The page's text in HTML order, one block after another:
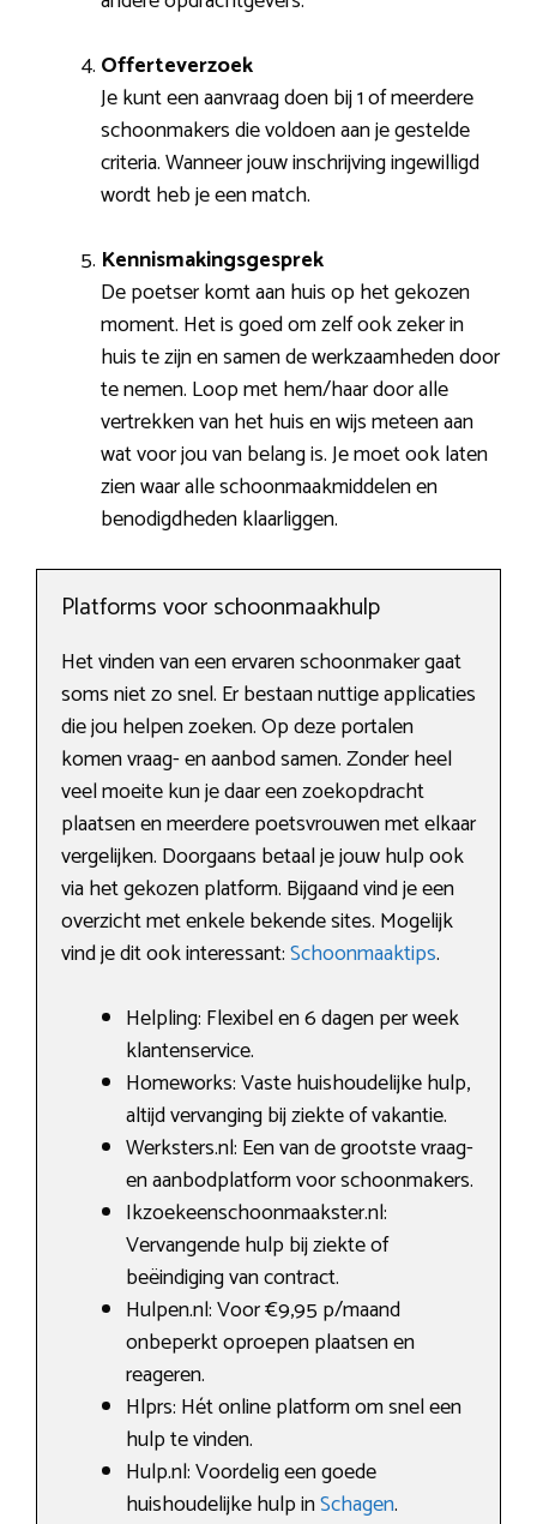
Offerteverzoek
Je kunt een aanvraag doen bij 1 of meerdere
schoonmakers die voldoen aan je gestelde
criteria. Wanneer jouw inschrijving ingewilligd
wordt heb je een match.
Kennismakingsgesprek
De poetser komt aan huis op het gekozen
moment. Het is goed om zelf ook zeker in
huis te zijn en samen de werkzaamheden door
te nemen. Loop met hem/haar door alle
vertrekken van het huis en wijs meteen aan
wat voor jou van belang is. Je moet ook laten
zien waar alle schoonmaakmiddelen en
benodigdheden klaarliggen.
Platforms voor schoonmaakhulp
Het vinden van een ervaren schoonmaker gaat
soms niet zo snel. Er bestaan nuttige applicaties
die jou helpen zoeken. Op deze portalen
komen vraag- en aanbod samen. Zonder heel
veel moeite kun je daar een zoekopdracht
plaatsen en meerdere poetsvrouwen met elkaar
vergelijken. Doorgaans betaal je jouw hulp ook
via het gekozen platform. Bijgaand vind je een
overzicht met enkele bekende sites. Mogelijk
vind je dit ook interessant:Schoonmaaktips.
Helpling: Flexibel en 6 dagen per week
klantenservice.
Homeworks: Vaste huishoudelijke hulp,
altijd vervanging bij ziekte of vakantie.
Werksters.nl: Een van de grootste vraag-
en aanbodplatform voor schoonmakers.
Ikzoekeenschoonmaakster.nl:
Vervangende hulp bij ziekte of
beëindiging van contract.
Hulpen.nl: Voor €9,95 p/maand
onbeperkt oproepen plaatsen en
reageren.
Hlprs: Hét online platform om snel een
hulp te vinden.
Hulp.nl: Voordelig een goede
huishoudelijke hulp inSchagen.